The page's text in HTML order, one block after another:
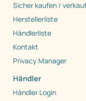
Sicher kaufen /
Herstellerliste
Händlerliste
Kontakt
Privacy Manager
Händler
Händler Login